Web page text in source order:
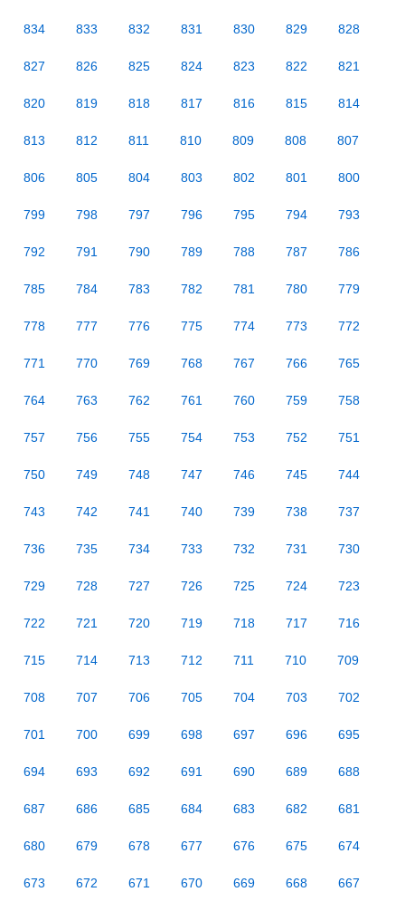
834 833 832 831 830 829 828
827 826 825 824 823 822 821
820 819 818 817 816 815 814
813 812 811 810 809 808 807
806 805 804 803 802 801 800
799 798 797 796 795 794 793
792 791 790 789 788 787 786
785 784 783 782 781 780 779
778 777 776 775 774 773 772
771 770 769 768 767 766 765
764 763 762 761 760 759 758
757 756 755 754 753 752 751
750 749 748 747 746 745 744
743 742 741 740 739 738 737
736 735 734 733 732 731 730
729 728 727 726 725 724 723
722 721 720 719 718 717 716
715 714 713 712 711 710 709
708 707 706 705 704 703 702
701 700 699 698 697 696 695
694 693 692 691 690 689 688
687 686 685 684 683 682 681
680 679 678 677 676 675 674
673 672 671 670 669 668 667